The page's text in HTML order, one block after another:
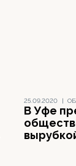
25.09.2020 |
В Уфе